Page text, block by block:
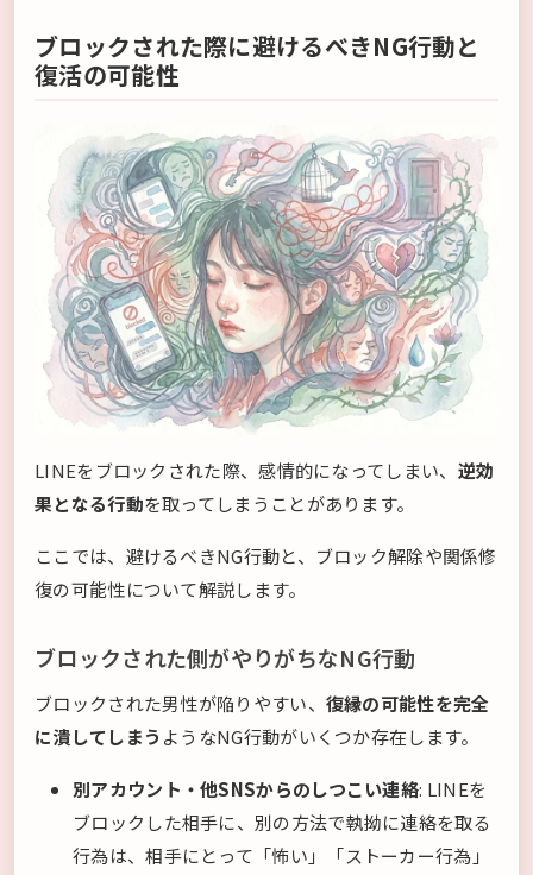
ブロックされた際に避けるべきNG行動と
復活の可能性
LINEをブロックされた際、感情的になってしまい、 逆効
果となる行動を取ってしまうことがあります。
ここでは、避けるべきNG行動と、ブロック解除や関係修
復の可能性について解説します。
ブロックされた側がやりがちなNG行動
ブロックされた男性が陥りやすい、 復縁の可能性を完全
に潰してしまう ようなNG行動がいくつか存在します。
別アカウント・他SNSからのしつこい連絡: LINEを
ブロックした相手に、別の方法で執拗に連絡を取る
行為は、相手にとって「怖い」「ストーカー行為」